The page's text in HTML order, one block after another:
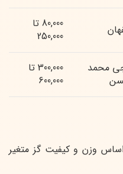
80,000 تا
250,000
محمد
300,000 تا
600,000
وزن و کیفیت گز متغیر